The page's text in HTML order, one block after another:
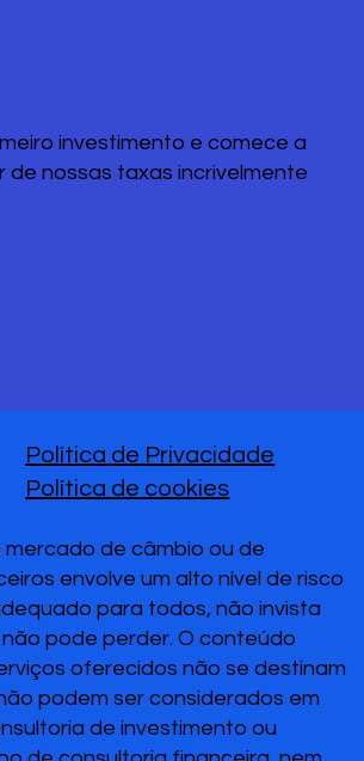
investimento e comece a
de nossas taxas incrivelmente
de câmbio ou de
envolve um alto nível de risco
para todos, não invista
pode perder. O conteúdo
oferecidos não se destinam
podem ser considerados em
de investimento ou
Política de Privacidade
Política de cookies